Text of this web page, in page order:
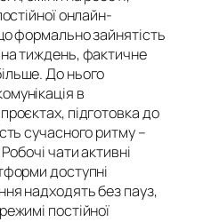
онлайн-
формально зайнятість
тиждень, фактичне
До нього
в
підготовка до
сучасного ритму –
чати активні
доступні
надходять без пауз,
постійної